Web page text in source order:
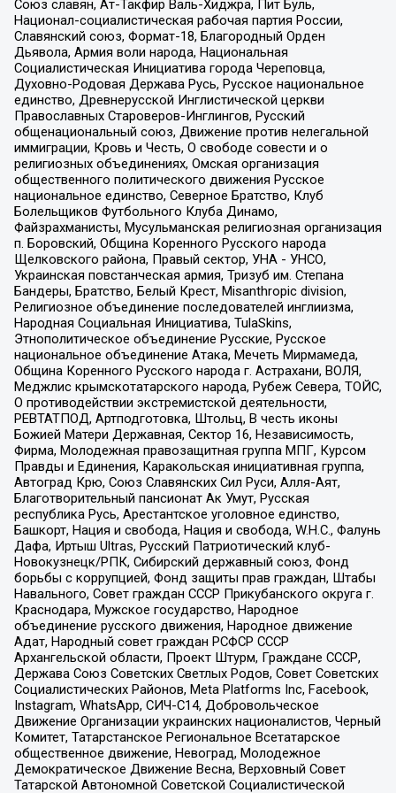
Союз славян, Ат-Такфир Валь-Хиджра, Пит Буль,
Национал-социалистическая рабочая партия России,
Славянский союз, Формат-18, Благородный Орден
Дьявола, Армия воли народа, Национальная
Социалистическая Инициатива города Череповца,
Духовно-Родовая Держава Русь, Русское национальное
единство, Древнерусской Инглистической церкви
Православных Староверов-Инглингов, Русский
общенациональный союз, Движение против нелегальной
иммиграции, Кровь и Честь, О свободе совести и о
религиозных объединениях, Омская организация
общественного политического движения Русское
национальное единство, Северное Братство, Клуб
Болельщиков Футбольного Клуба Динамо,
Файзрахманисты, Мусульманская религиозная организация
п. Боровский, Община Коренного Русского народа
Щелковского района, Правый сектор, УНА - УНСО,
Украинская повстанческая армия, Тризуб им. Степана
Бандеры, Братство, Белый Крест, Misanthropic division,
Религиозное объединение последователей инглиизма,
Народная Социальная Инициатива, TulaSkins,
Этнополитическое объединение Русские, Русское
национальное объединение Атака, Мечеть Мирмамеда,
Община Коренного Русского народа г. Астрахани, ВОЛЯ,
Меджлис крымскотатарского народа, Рубеж Севера, ТОЙС,
О противодействии экстремистской деятельности,
РЕВТАТПОД, Артподготовка, Штольц, В честь иконы
Божией Матери Державная, Сектор 16, Независимость,
Фирма, Молодежная правозащитная группа МПГ, Курсом
Правды и Единения, Каракольская инициативная группа,
Автоград Крю, Союз Славянских Сил Руси, Алля-Аят,
Благотворительный пансионат Ак Умут, Русская
республика Русь, Арестантское уголовное единство,
Башкорт, Нация и свобода, Нация и свобода, W.H.С., Фалунь
Дафа, Иртыш Ultras, Русский Патриотический клуб-
Новокузнецк/РПК, Сибирский державный союз, Фонд
борьбы с коррупцией, Фонд защиты прав граждан, Штабы
Навального, Совет граждан СССР Прикубанского округа г.
Краснодара, Мужское государство, Народное
объединение русского движения, Народное движение
Адат, Народный совет граждан РСФСР СССР
Архангельской области, Проект Штурм, Граждане СССР,
Держава Союз Советских Светлых Родов, Совет Советских
Социалистических Районов, Meta Platforms Inc, Facebook,
Instagram, WhatsApp, СИЧ-С14, Добровольческое
Движение Организации украинских националистов, Черный
Комитет, Татарстанское Региональное Всетатарское
общественное движение, Невоград, Молодежное
Демократическое Движение Весна, Верховный Совет
Татарской Автономной Советской Социалистической